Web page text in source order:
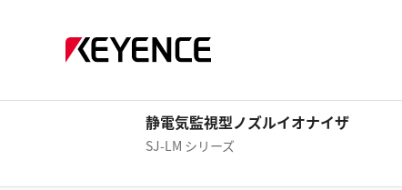
静電気監視型ノズルイオナイザ
SJ-LM シリーズ